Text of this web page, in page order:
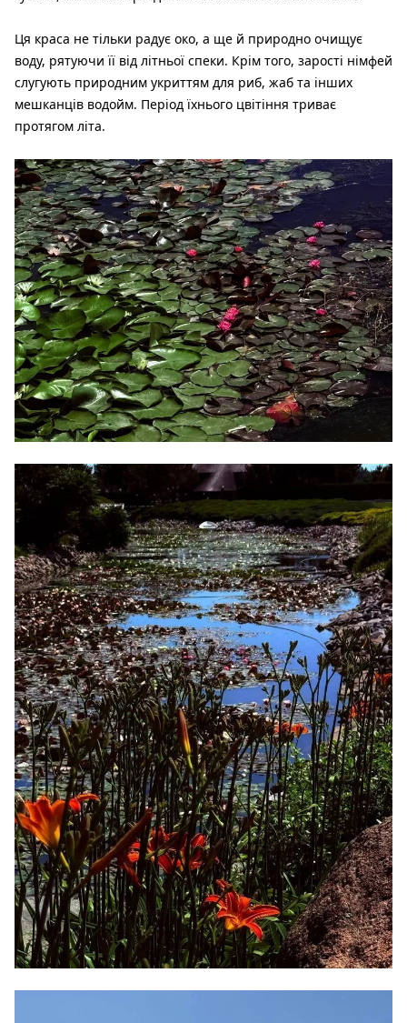
Ця краса не тільки радує око, а ще й природно очищує
воду, рятуючи її від літньої спеки. Крім того, зарості німфей
слугують природним укриттям для риб, жаб та інших
мешканців водойм. Період їхнього цвітіння триває
протягом літа.